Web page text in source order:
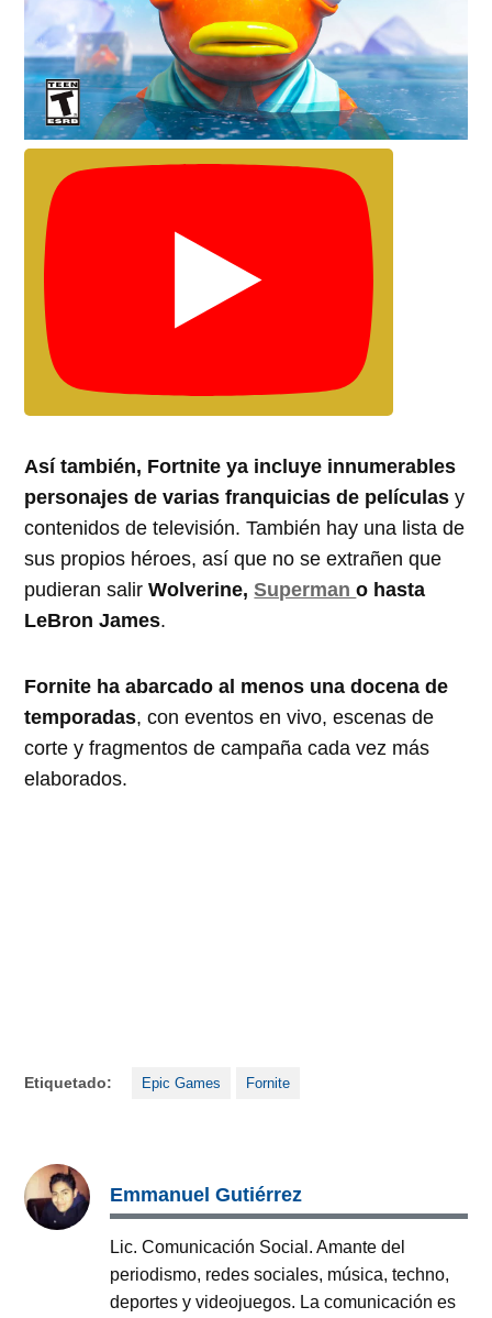
Así también, Fortnite ya incluye innumerables
personajes de varias franquicias de películas y
contenidos de televisión. También hay una lista de
sus propios héroes, así que no se extrañen que
pudieran salirWolverine,Supermano hasta
LeBron James.
Fornite ha abarcado al menos una docena de
temporadas, con eventos en vivo, escenas de
corte y fragmentos de campaña cada vez más
elaborados.
Etiquetado: Epic Games Fornite
Emmanuel Gutiérrez
Lic. Comunicación Social. Amante del
periodismo, redes sociales, música, techno,
deportes y videojuegos. La comunicación es